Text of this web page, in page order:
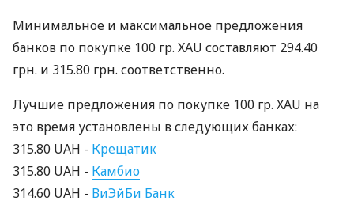
Минимальное и максимальное предложения
банков по покупке 100 гр. XAU составляют 294.40
грн. и 315.80 грн. соответственно.
Лучшие предложения по покупке 100 гр. XAU на
это время установлены в следующих банках:
315.80 UAH - Крещатик
315.80 UAH - Камбио
314.60 UAH - ВиЭйБи Банк